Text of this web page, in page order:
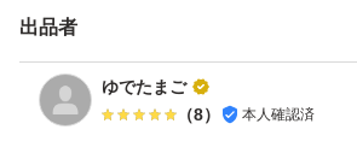
出品者
ゆでたまご
（8） 本人確認済